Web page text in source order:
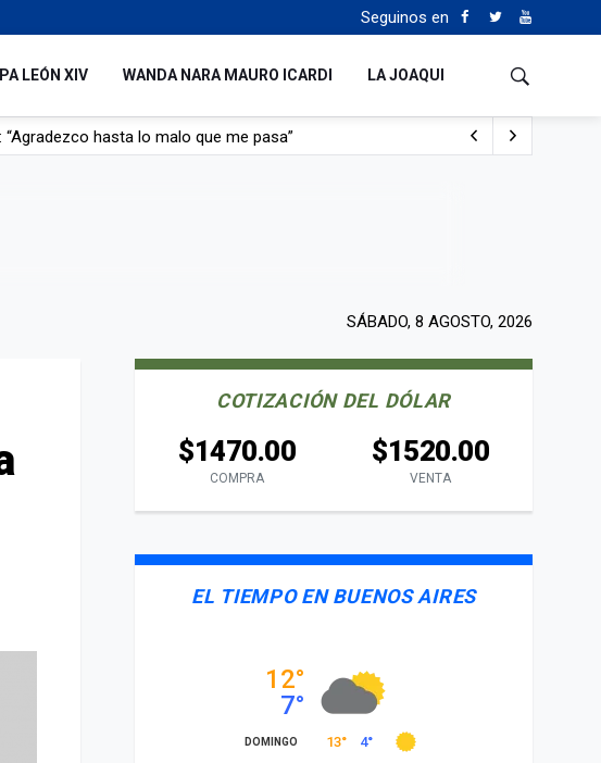
Seguinos en
LEÓN XIV WANDA NARA MAURO ICARDI LA JOAQUI
ser rociado con nafta y prendido fuego
SÁBADO, 8 AGOSTO, 2026
COTIZACIÓN DEL DÓLAR
$1470.00
COMPRA
$1520.00
VENTA
EL TIEMPO EN BUENOS AIRES